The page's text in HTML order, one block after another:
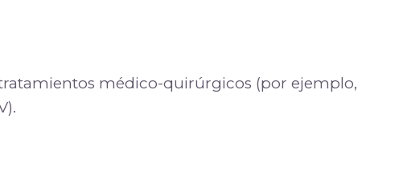
médico-quirúrgicos (por ejemplo,